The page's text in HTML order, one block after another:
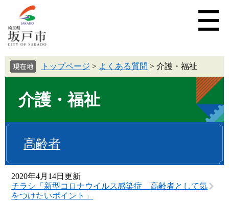
トップページ > よくある質問 > 介護・福祉
介護・福祉
高齢者
2020年4月14日更新
チラシ「新型コロナウイルス感染症 高齢者として気
をつけたいポイント」